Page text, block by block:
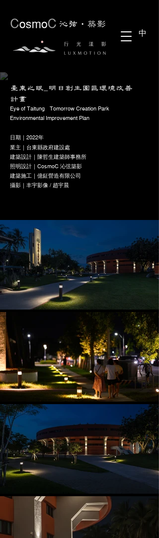
中
臺東之眼_ 明日創生園區環境改善
計畫
​Eye of Taitung - Tomorrow Creation Park
Environmental Improvement Plan
日期｜2022年
業主｜台東縣政府建設處
建築設計｜陳哲生建築師事務所
照明設計｜​CosmoC 沁弦築影
建築施工｜億鉦營造有限公司
​攝影｜丰宇影像 / 趙宇晨